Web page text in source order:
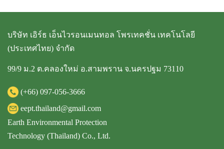
บริษัท เอิร์ธ เอ็นไวรอนเมนทอล โพรเทคชั่น เทคโนโลยี
(ประเทศไทย) จำกัด
99/9 ม.2 ต.คลองใหม่ อ.สามพราน จ.นครปฐม 73110
(+66) 097-056-3666
eept.thailand@gmail.com
Earth Environmental Protection
Technology (Thailand) Co., Ltd.